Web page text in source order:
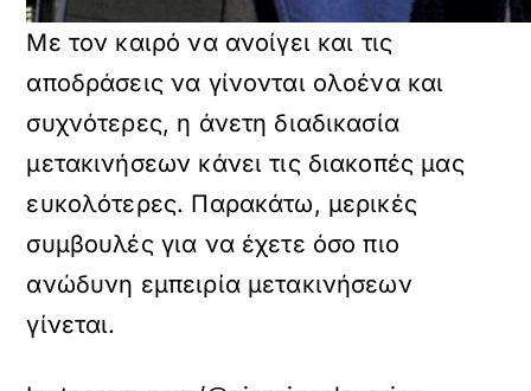
Με τον καιρό να ανοίγει και τις
αποδράσεις να γίνονται ολοένα και
συχνότερες, η άνετη διαδικασία
μετακινήσεων κάνει τις διακοπές μας
ευκολότερες. Παρακάτω, μερικές
συμβουλές για να έχετε όσο πιο
ανώδυνη εμπειρία μετακινήσεων
γίνεται.